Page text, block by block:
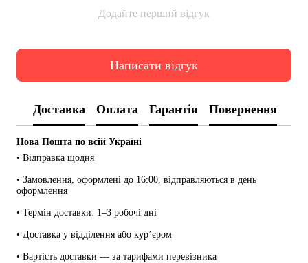
Додайте перший відгук
Написати відгук
Доставка Оплата Гарантія Повернення
Нова Пошта по всій Україні
• Відправка щодня
• Замовлення, оформлені до 16:00, відправляються в день
оформлення
• Термін доставки: 1–3 робочі дні
• Доставка у відділення або кур’єром
• Вартість доставки — за тарифами перевізника